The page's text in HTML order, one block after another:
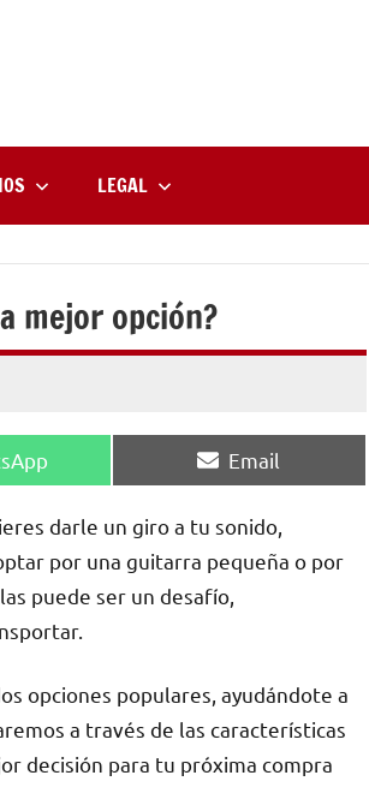
LEGAL
mejor opción?
Compartir
en
Email
darle un giro a tu sonido,
por una guitarra pequeña o por
puede ser un desafío,
opciones populares, ayudándote a
a través de las características
decisión para tu próxima compra